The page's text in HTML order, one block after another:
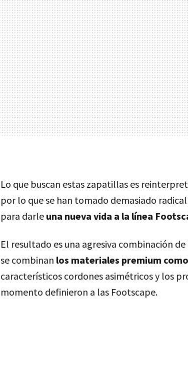
Lo que buscan estas zapatillas es
por lo que se han tomado demasiado
para darle una nueva vida a la línea
El resultado es una agresiva combinación
se combinan los materiales premium
característicos cordones asimétricos y los
momento definieron a las Footscape.